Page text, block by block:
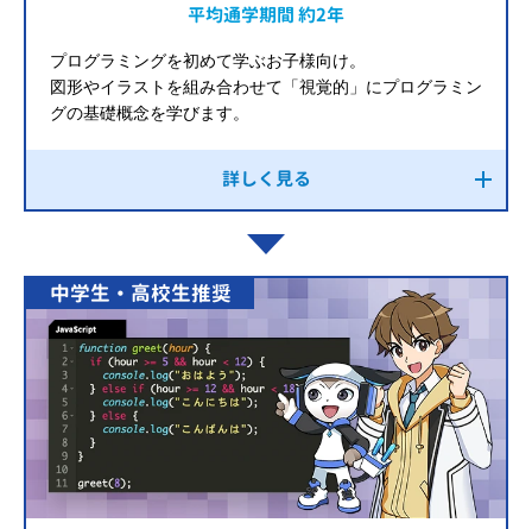
平均通学期間 約2年
プログラミングを初めて学ぶお子様向け。
図形やイラストを組み合わせて「視覚的」にプログラミン
グの基礎概念を学びます。
詳しく見る
中学生・高校生推奨